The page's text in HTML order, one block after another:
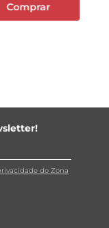
Comprar
do Zona